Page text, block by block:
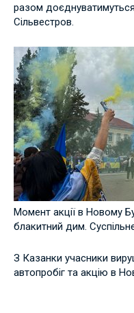
разом
Сільвестров.
Момент акції в Новому
блакитний дим.
З Казанки учасники
автопробіг та акцію в